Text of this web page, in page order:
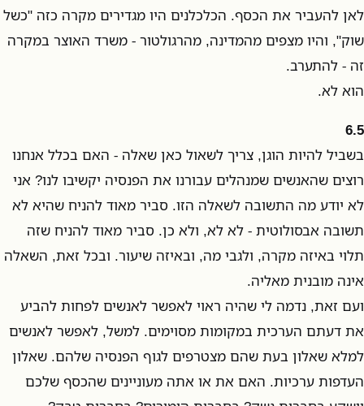
לאן להעביר את הכסף. הכלכלנים היו מגדירים מקרה כזה "כשל
שוק", והיו מצפים מהמדינה, מהרגולטור - משרד האוצר במקרה
זה - להתערב.
הוא לא.
6.5
בשביל להיות הוגן, צריך לשאול כאן שאלה - האם בכלל אנחנו
רוצים שהאנשים שמנהלים עבורנו את הפנסיה יקשיבו לנו? אני
לא יודע מה התשובה לשאלה הזו. סביר מאוד להניח שהיא לא
תשובה אבסולוטית - לא לא, ולא כן. סביר מאוד להניח שזה
תלוי באיזה מקרה, ולגבי מה, ובאיזה שיעור. ובכל זאת, השאלה
אינה מובנית מאליה.
ועם זאת, נדמה לי שהיה ראוי לאפשר לאנשים לפחות להביע
את דעתם הערכית במקומות מסוימים. למשל, לאפשר לאנשים
למלא שאלון בעת שהם מצטרפים לגוף הפנסיה שלהם. שאלון
העדפות ערכיות. האם את או אתה מעוניינים שהכסף שלכם